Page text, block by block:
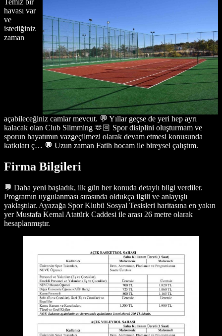
Temiz bir
havası var
ve
istediğiniz
zaman
açabileceğiniz camlar mevcut. 💬 Yıllar geçse de yeri hep ayrı
kalacak olan Club Slimming 🫶🏻 Spor disiplini oluşturmam ve
sporun hayatımın vazgeçilmezi olarak devam etmesi konusunda
katkıları ç… 💬 Uzun zaman Fatih hocam ile bireysel çalıştım.
Firma Bilgileri
💬 Daha yeni başladık, ilk gün her konuda detaylı bilgi verdiler.
Programın uygulanması sırasında oldukça ilgili ve anlayışlı
yaklaştılar. Ayazağa Spor Klubü Sosyal Tesisleri haritasına en yakın
yer Mustafa Kemal Atatürk Caddesi ile arası 26 metre olarak
hesaplanmıştır.